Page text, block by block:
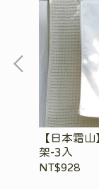
【日本霜
架-3入
NT$928